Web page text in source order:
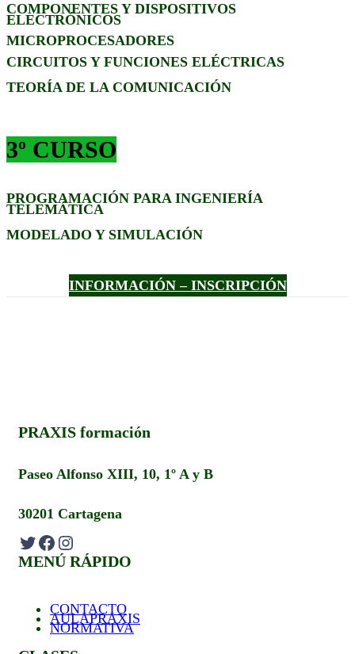
COMPONENTES Y DISPOSITIVOS
ELECTRÓNICOS
MICROPROCESADORES
CIRCUITOS Y FUNCIONES ELÉCTRICAS
TEORÍA DE LA COMUNICACIÓN
3º CURSO
PROGRAMACIÓN PARA INGENIERÍA
TELEMÁTICA
MODELADO Y SIMULACIÓN
INFORMACIÓN – INSCRIPCIÓN
PRAXIS formación
Paseo Alfonso XIII, 10, 1º A y B
30201 Cartagena
Twitter Facebook Instagram
MENÚ RÁPIDO
CONTACTO
AULAPRAXIS
NORMATIVA